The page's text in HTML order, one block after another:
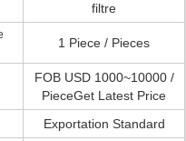
filtre
1 Piece / Pieces
FOB USD 1000~10000 /
PieceGet Latest Price
Exportation Standard